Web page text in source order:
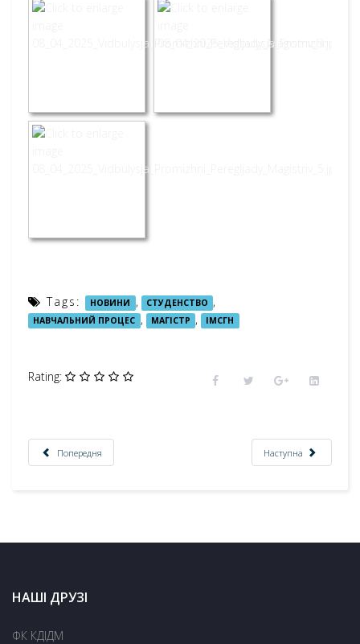
Tags: НОВИНИ , СТУДЕНСТВО ,
НАВЧАЛЬНИЙ ПРОЦЕС , МАГІСТР , ІМСГН
Rating:
Попередня Наступна
НАШІ ДРУЗІ
ФК КДІДМ